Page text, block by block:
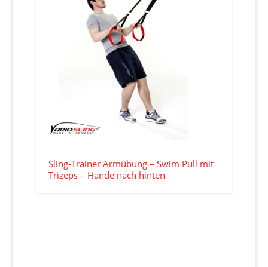
Sling-Trainer Armübung – Swim Pull mit
Trizeps – Hände nach hinten